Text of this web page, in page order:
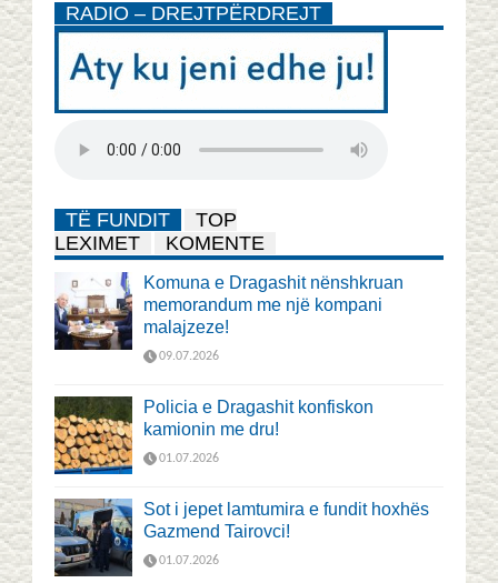
RADIO – DREJTPËRDREJT
TË FUNDIT
TOP
LEXIMET
KOMENTE
Komuna e Dragashit nënshkruan
memorandum me një kompani
malajzeze!
09.07.2026
Policia e Dragashit konfiskon
kamionin me dru!
01.07.2026
Sot i jepet lamtumira e fundit hoxhës
Gazmend Tairovci!
01.07.2026